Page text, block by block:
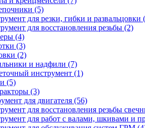
(5)
для резки, гибки и развальцовки
для восстановления резьбы (2)
(4)
(3)
(2)
и надфили (7)
инструмент (1)
(5)
(3)
для двигателя (56)
для восстановления резьбы
для работ с валами, шкивами и